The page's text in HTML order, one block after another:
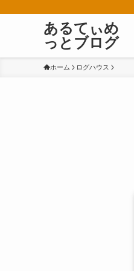
あるてぃめ
っとブログ
ホーム ログハウス